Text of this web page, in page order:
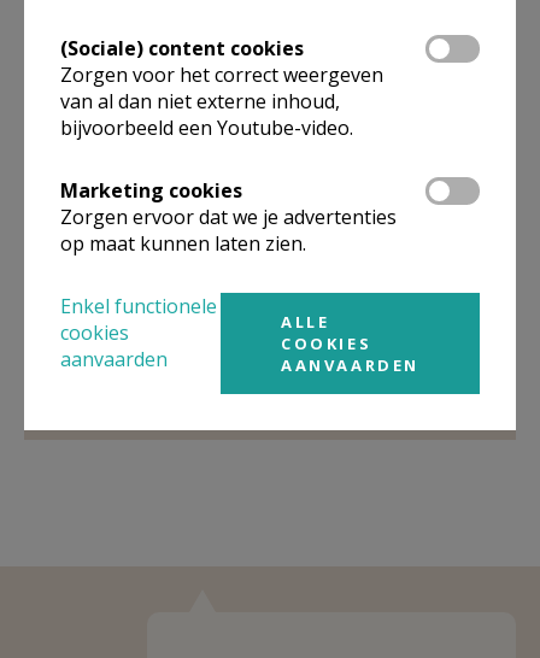
Organisatiestructuur
Niet gevonden wat je zocht? Hier vind je links naar de
onderliggende of gelijke niveau.
Behoort tot
Pastorale zone Scherpenheuvel-Zichem
Pastorale zone Scherpenheuvel-Zichem
(Sociale) content cookies
Zorgen voor het correct weergeven
van al dan niet externe inhoud,
bijvoorbeeld een Youtube-video.
Marketing cookies
Zorgen ervoor dat we je advertenties
op maat kunnen laten zien.
Enkel functionele
cookies
aanvaarden
ALLE
COOKIES
AANVAARDEN